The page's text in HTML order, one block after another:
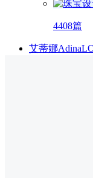
4408篇
艾蒂娜